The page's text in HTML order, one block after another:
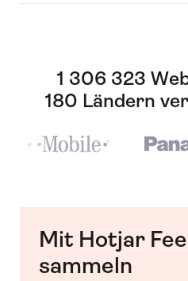
1 306 323
180 Ländern
Mit Hotjar
sammeln